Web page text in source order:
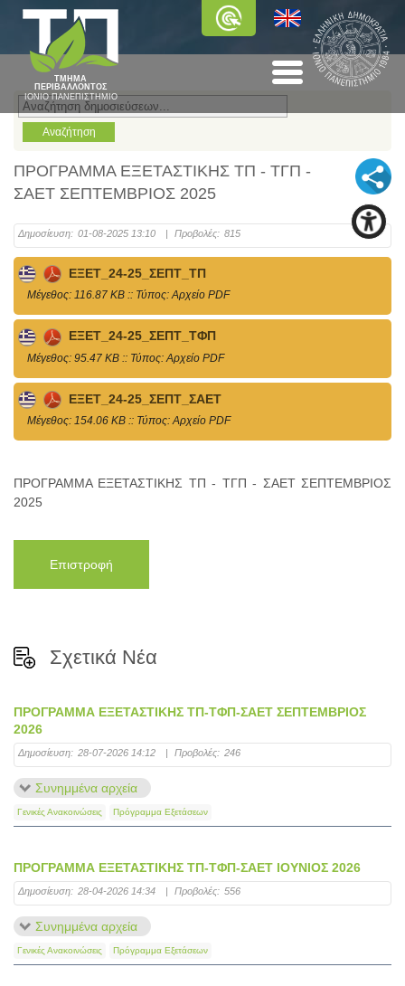
ΤΜΗΜΑ
ΠΕΡΙΒΑΛΛΟΝΤΟΣ
ΙΟΝΙΟ ΠΑΝΕΠΙΣΤΗΜΙΟ
ΠΡΟΓΡΑΜΜΑ ΕΞΕΤΑΣΤΙΚΗΣ ΤΠ - ΤΓΠ -
ΣΑΕΤ ΣΕΠΤΕΜΒΡΙΟΣ 2025
Δημοσίευση: 01-08-2025 13:10 | Προβολές: 815
ΕΞΕΤ_24-25_ΣΕΠΤ_ΤΠ
Mέγεθος: 116.87 KB :: Τύπος: Αρχείο PDF
ΕΞΕΤ_24-25_ΣΕΠΤ_ΤΦΠ
Mέγεθος: 95.47 KB :: Τύπος: Αρχείο PDF
ΕΞΕΤ_24-25_ΣΕΠΤ_ΣΑΕΤ
Mέγεθος: 154.06 KB :: Τύπος: Αρχείο PDF
ΠΡΟΓΡΑΜΜΑ ΕΞΕΤΑΣΤΙΚΗΣ ΤΠ - ΤΓΠ - ΣΑΕΤ ΣΕΠΤΕΜΒΡΙΟΣ
2025
Επιστροφή
Σχετικά Νέα
ΠΡΟΓΡΑΜΜΑ ΕΞΕΤΑΣΤΙΚΗΣ ΤΠ-ΤΦΠ-ΣΑΕΤ ΣΕΠΤΕΜΒΡΙΟΣ
2026
Δημοσίευση: 28-07-2026 14:12 | Προβολές: 246
Συνημμένα αρχεία
Γενικές Ανακοινώσεις Πρόγραμμα Εξετάσεων
ΠΡΟΓΡΑΜΜΑ ΕΞΕΤΑΣΤΙΚΗΣ ΤΠ-ΤΦΠ-ΣΑΕΤ ΙΟΥΝΙΟΣ 2026
Δημοσίευση: 28-04-2026 14:34 | Προβολές: 556
Συνημμένα αρχεία
Γενικές Ανακοινώσεις Πρόγραμμα Εξετάσεων